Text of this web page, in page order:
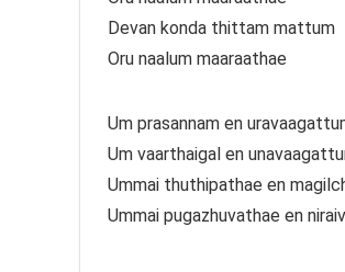
Devan konda thittam mattum
Oru naalum maaraathae
Um prasannam en
Um vaarthaigal en
Ummai thuthipathae en
Ummai pugazhuvathae en